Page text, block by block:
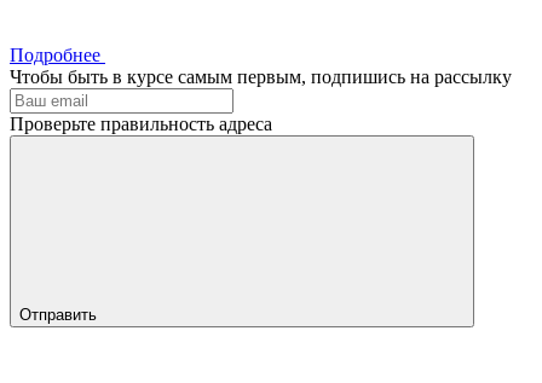
Подробнее
Чтобы быть в курсе самым первым, подпишись на рассылку
Проверьте правильность адреса
Отправить